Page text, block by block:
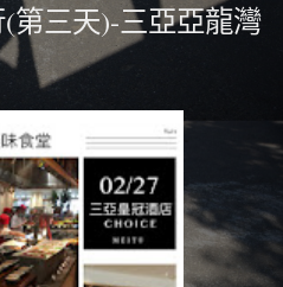
第三天)-三亞亞龍灣